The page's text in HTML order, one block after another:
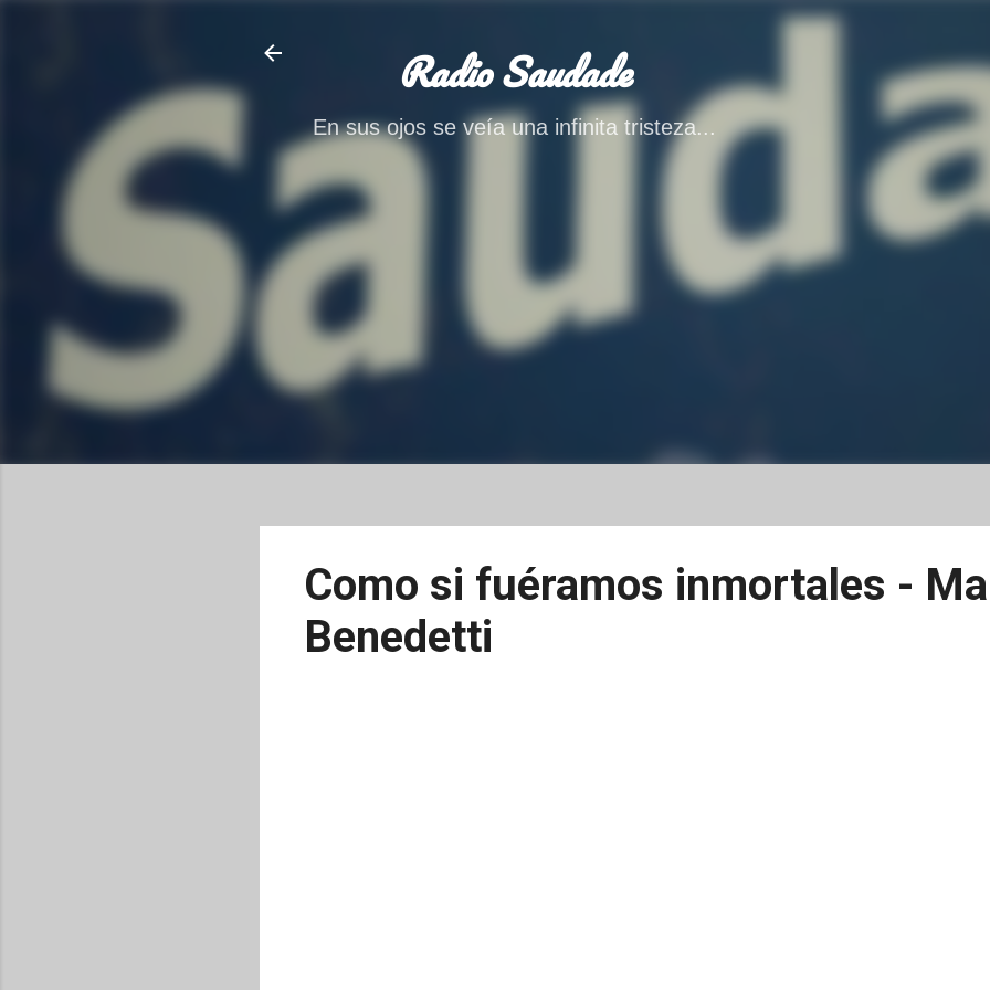
Ir al contenido principal
Radio Saudade
En sus ojos se veía una infinita tristeza...
Como si fuéramos inmortales -
Benedetti